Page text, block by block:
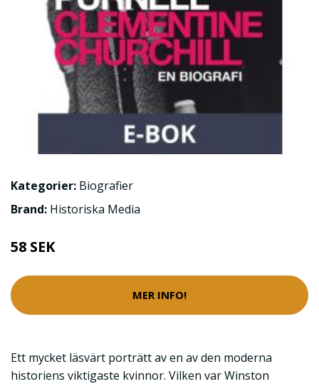
Kategorier: Biografier
Brand: Historiska Media
58 SEK
MER INFO!
Ett mycket läsvärt porträtt av en av den moderna
historiens viktigaste kvinnor. Vilken var Winston